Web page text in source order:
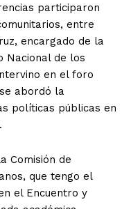
participaron
entre
encargado de la
Nacional de los
en el foro
abordó la
políticas públicas en
Comisión de
que tengo el
el Encuentro y